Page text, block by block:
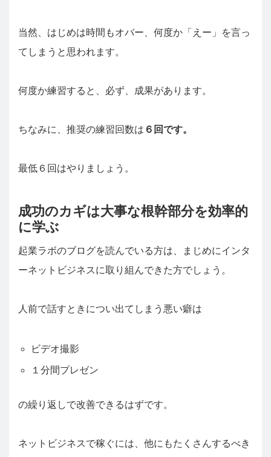
当然、はじめは時間もオバー、何度か「えー」を言っ
てしまうと思われます。
何度か練習すると、必ず、成果があります。
ちなみに、推奨の練習回数は ６回です。
最低６回はやりましょう。
成功のカギは大事な根幹部分を効率的
に学ぶ
起業ラボのブログを読んでいる方は、まじめにインタ
ーネットビジネスに取り組んできた方でしょう。
人前で話すときについ出てしまう悪い癖は
ビデオ撮影
１分間プレゼン
の繰り返しで改善できるはずです。
ネットビジネスで稼ぐには、他にもたくさんするべき